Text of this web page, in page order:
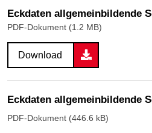
Eckdaten allgemeinbildende
PDF-Dokument (1.2 MB)
Download
Eckdaten allgemeinbildende
PDF-Dokument (446.6 kB)